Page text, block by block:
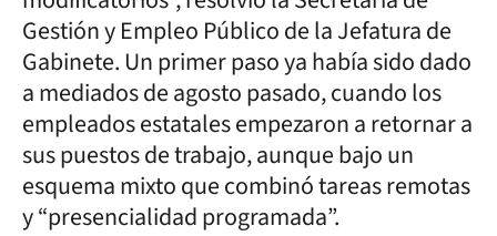
Gestión y Empleo Público de la Jefatura de
Gabinete. Un primer paso ya había sido dado
a mediados de agosto pasado, cuando los
empleados estatales empezaron a retornar a
sus puestos de trabajo, aunque bajo un
esquema mixto que combinó tareas remotas
y “presencialidad programada”.